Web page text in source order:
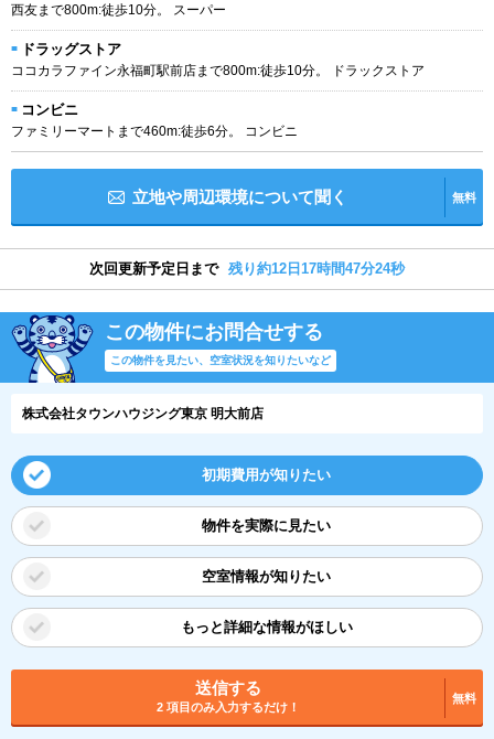
西友まで800m:徒歩10分。 スーパー
ドラッグストア
ココカラファイン永福町駅前店まで800m:徒歩10分。 ドラックストア
コンビニ
ファミリーマートまで460m:徒歩6分。 コンビニ
立地や周辺環境について聞く 無料
次回更新予定日まで 残り約12日17時間47分23秒
この物件にお問合せする
この物件を見たい、空室状況を知りたいなど
株式会社タウンハウジング東京 明大前店
初期費用が知りたい
物件を実際に見たい
空室情報が知りたい
もっと詳細な情報がほしい
送信する
2 項目のみ入力するだけ！
無料